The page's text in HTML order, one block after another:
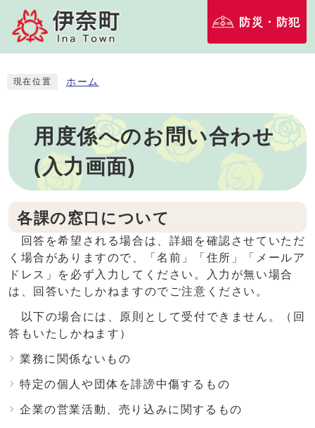
防災・防犯
現在位置 ホーム
用度係へのお問い合わせ
(入力画面)
各課の窓口について
回答を希望される場合は、詳細を確認させていただ
く場合がありますので、「名前」「住所」「メールア
ドレス」を必ず入力してください。入力が無い場合
は、回答いたしかねますのでご注意ください。
以下の場合には、原則として受付できません。（回
答もいたしかねます）
業務に関係ないもの
特定の個人や団体を誹謗中傷するもの
企業の営業活動、売り込みに関するもの